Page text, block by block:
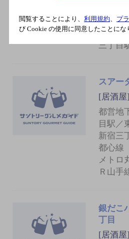
都営新
歩1分
三丁目
スアー
[居酒屋]
都営地
目駅／
新宿三
都心線
メトロ
Ｒ山
銀だこ
丁目
[居酒屋]
閲覧することにより、 利用規約、 プ
び Cookie の使用に同意したことにな